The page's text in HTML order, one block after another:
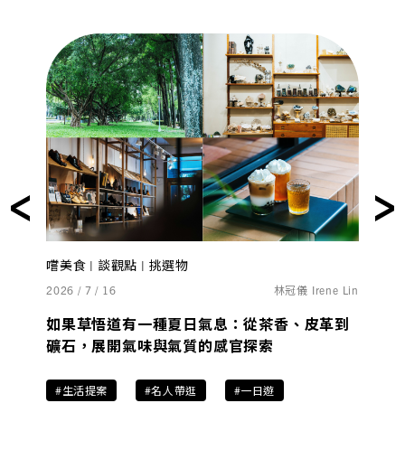
嚐美食 | 談觀點 | 挑選物
2026 / 7 / 16 林冠儀 Irene Lin
如果草悟道有一種夏日氣息：從茶香、皮革到
礦石，展開氣味與氣質的感官探索
#生活提案 #名人帶逛 #一日遊